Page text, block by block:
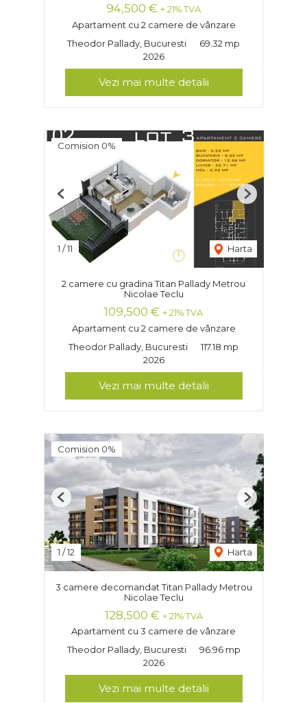
94,500 € + 21% TVA
Apartament cu 2 camere de vânzare
Theodor Pallady, Bucuresti
69.32 mp
2026
Vezi mai multe detalii
Comision 0%
1 /11 Harta
Previous Next
2 camere cu gradina Titan Pallady Metrou
Nicolae Teclu
109,500 € + 21% TVA
Apartament cu 2 camere de vânzare
Theodor Pallady, Bucuresti
117.18 mp
2026
Vezi mai multe detalii
Comision 0%
1 /12 Harta
Previous Next
3 camere decomandat Titan Pallady Metrou
Nicolae Teclu
128,500 € + 21% TVA
Apartament cu 3 camere de vânzare
Theodor Pallady, Bucuresti
96.96 mp
2026
Vezi mai multe detalii